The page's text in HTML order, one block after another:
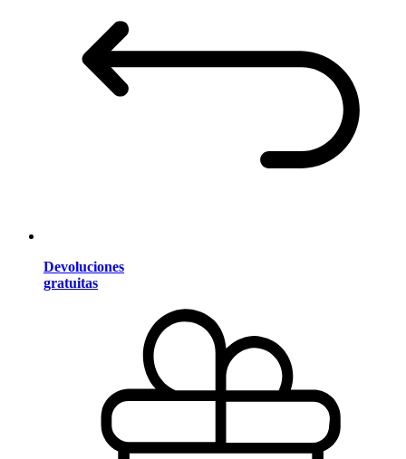
Devoluciones
gratuitas